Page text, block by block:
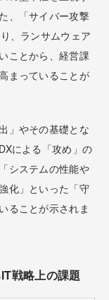
、「サイバー攻撃
、ランサムウェア
ことから、経営課
まっていることが
」やその基礎とな
による「攻め」の
システムの性能や
化」といった「守
ることが示されま
戦略上の課題